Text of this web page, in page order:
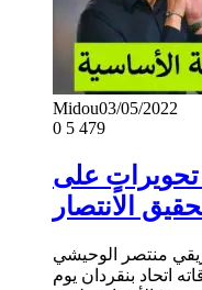
Midou03/05/2022
0 5 479
على
الانتصار
منتصر الوحيشي
اتحاد بنقردان يوم